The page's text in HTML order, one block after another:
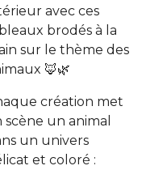
avec ces
brodés à la
sur le thème des
🦊🌿
création met
scène un animal
un univers
et coloré :